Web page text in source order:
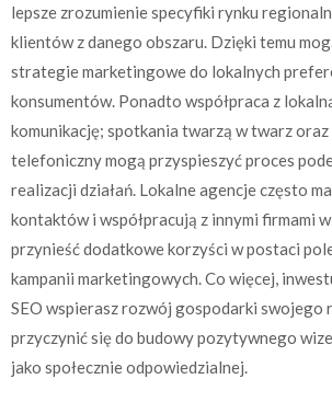
lepsze zrozumienie specyfiki rynku
klientów z danego obszaru. Dzięki temu
strategie marketingowe do lokalnych
konsumentów. Ponadto współpraca z
komunikację; spotkania twarzą w twarz
telefoniczny mogą przyspieszyć proces
realizacji działań. Lokalne agencje często
kontaktów i współpracują z innymi firmami
przynieść dodatkowe korzyści w postaci
kampanii marketingowych. Co więcej,
SEO wspierasz rozwój gospodarki swojego
przyczynić się do budowy pozytywnego
jako społecznie odpowiedzialnej.